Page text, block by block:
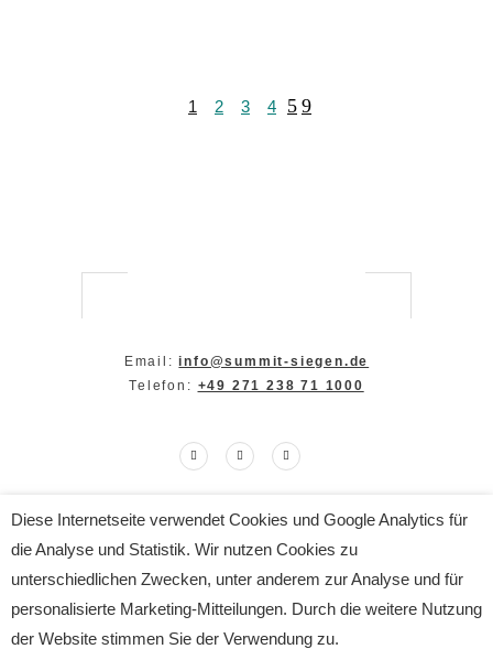
1 2 3 4
Email:info@summit-siegen.de
Telefon: +49 271 238 71 1000
Copyright The SUMMIT 2024
All Rights Reserved
Impressum|Datenschutz
Diese Internetseite verwendet Cookies und Google Analytics für
die Analyse und Statistik. Wir nutzen Cookies zu
unterschiedlichen Zwecken, unter anderem zur Analyse und für
personalisierte Marketing-Mitteilungen. Durch die weitere Nutzung
der Website stimmen Sie der Verwendung zu.